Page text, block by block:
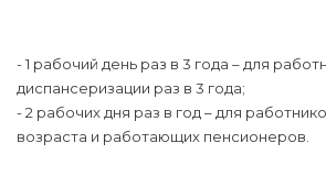
- 1 рабочий день раз в 3 года – для
диспансеризации раз в 3 года;
- 2 рабочих дня раз в год – для
возраста и работающих пенсионеров.